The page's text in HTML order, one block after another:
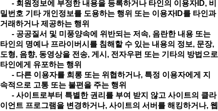
- 회원정보에 부정한 내용을 등록하거나 타인의 이용자ID, 비
밀번호 기타 개인정보를 도용하는 행위 또는 이용자ID를 타인과
거래하거나 제공하는 행위
- 공공질서 및 미풍양속에 위반되는 저속, 음란한 내용 또는
타인의 명예나 프라이버시를 침해할 수 있는 내용의 정보, 문장,
도형, 음향, 동영상을 전송, 게시, 전자우편 또는 기타의 방법으로
타인에게 유포하는 행위
- 다른 이용자를 희롱 또는 위협하거나, 특정 이용자에게 지
속적으로 고통 또는 불편을 주는 행위
- 사이트로부터 특별한 권리를 부여 받지 않고 사이트의 클라
이언트 프로그램을 변경하거나, 사이트의 서버를 해킹하거나, 웹